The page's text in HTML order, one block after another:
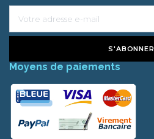
S'ABONNER
Moyens de paiements